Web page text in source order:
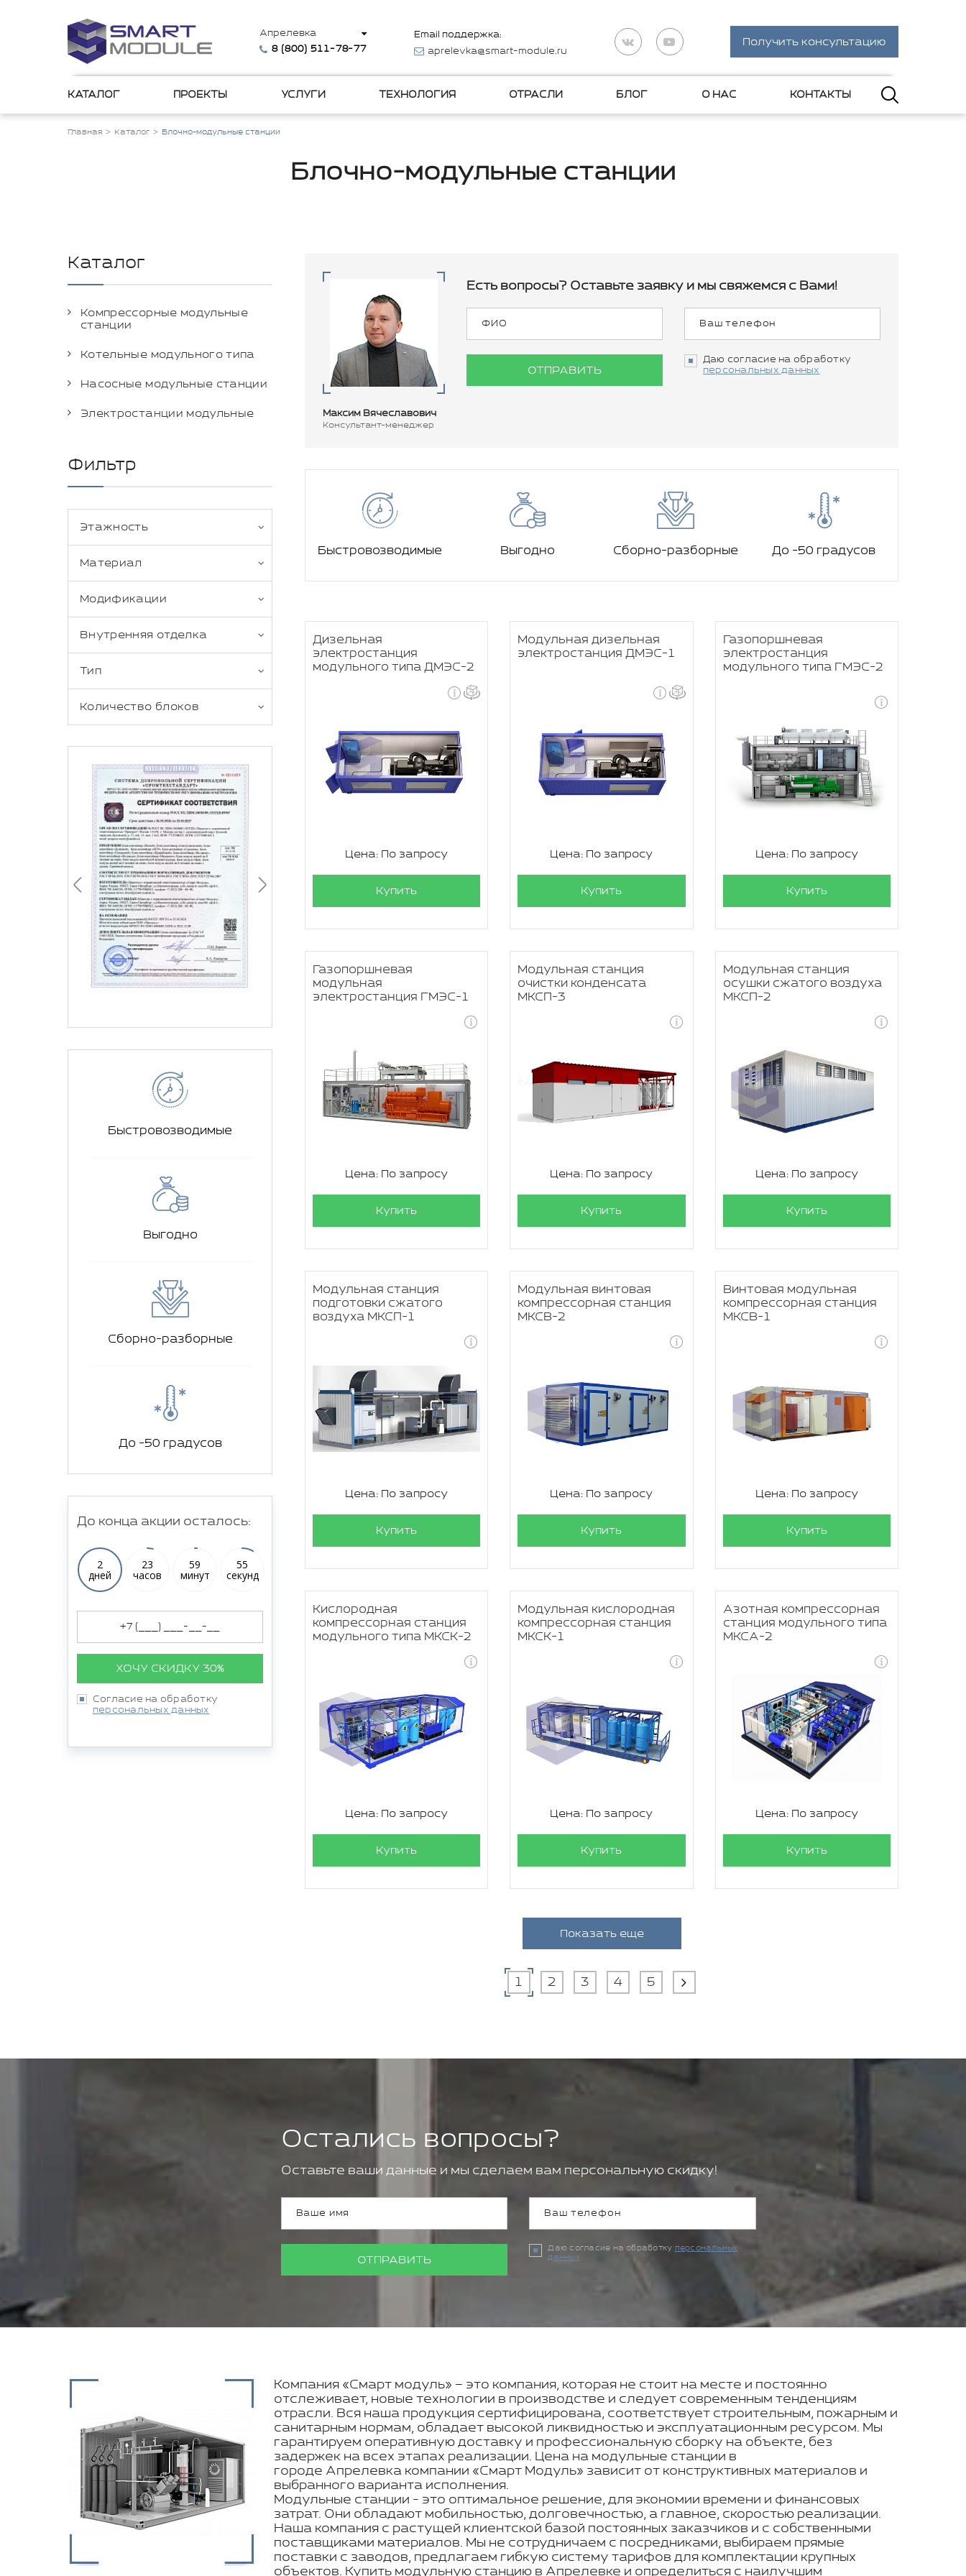
Апрелевка
8 (800) 511-78-77
Email поддержка:
aprelevka@smart-module.ru
Получить консультацию
КАТАЛОГ ПРОЕКТЫ УСЛУГИ ТЕХНОЛОГИЯ ОТРАСЛИ БЛОГ О НАС КОНТАКТЫ
Главная Каталог Блочно-модульные станции
Блочно-модульные станции
Каталог
Компрессорные модульные
станции
Котельные модульного типа
Насосные модульные станции
Электростанции модульные
Фильтр
Этажность
Материал
Модификации
Внутренняя отделка
Тип
Количество блоков
Быстровозводимые
Выгодно
Сборно-разборные
До -50 градусов
До конца акции осталось:
2
дней
23
часов
59
минут
54
секунд
ХОЧУ СКИДКУ 30%
Согласие на обработку
персональных данных
Максим Вячеславович
Консультант-менеджер
Есть вопросы? Оставьте заявку и мы свяжемся с Вами!
ОТПРАВИТЬ
Даю согласие на обработку
персональных данных
Быстровозводимые Выгодно Сборно-разборные До -50 градусов
Дизельная
электростанция
модульного типа ДМЭС-2
Цена: По запросу
Купить
Модульная дизельная
электростанция ДМЭС-1
Цена: По запросу
Купить
Газопоршневая
электростанция
модульного типа ГМЭС-2
Цена: По запросу
Купить
Газопоршневая
модульная
электростанция ГМЭС-1
Цена: По запросу
Купить
Модульная станция
очистки конденсата
МКСП-3
Цена: По запросу
Купить
Модульная станция
осушки сжатого воздуха
МКСП-2
Цена: По запросу
Купить
Модульная станция
подготовки сжатого
воздуха МКСП-1
Цена: По запросу
Купить
Модульная винтовая
компрессорная станция
МКСВ-2
Цена: По запросу
Купить
Винтовая модульная
компрессорная станция
МКСВ-1
Цена: По запросу
Купить
Кислородная
компрессорная станция
модульного типа МКСК-2
Цена: По запросу
Купить
Модульная кислородная
компрессорная станция
МКСК-1
Цена: По запросу
Купить
Азотная компрессорная
станция модульного типа
МКСА-2
Цена: По запросу
Купить
Показать еще
1 2 3 4 5
Остались вопросы?
Оставьте ваши данные и мы сделаем вам персональную скидку!
ОТПРАВИТЬ
Даю согласие на обработку персональных
данных
Компания «Смарт модуль» – это компания, которая не стоит на месте и постоянно
отслеживает, новые технологии в производстве и следует современным тенденциям
отрасли. Вся наша продукция сертифицирована, соответствует строительным, пожарным и
санитарным нормам, обладает высокой ликвидностью и эксплуатационным ресурсом. Мы
гарантируем оперативную доставку и профессиональную сборку на объекте, без
задержек на всех этапах реализации. Цена на модульные станции в
городе Апрелевка компании «Смарт Модуль» зависит от конструктивных материалов и
выбранного варианта исполнения.
Модульные станции - это оптимальное решение, для экономии времени и финансовых
затрат. Они обладают мобильностью, долговечностью, а главное, скоростью реализации.
Наша компания с растущей клиентской базой постоянных заказчиков и с собственными
поставщиками материалов. Мы не сотрудничаем с посредниками, выбираем прямые
поставки с заводов, предлагаем гибкую систему тарифов для комплектации крупных
объектов. Купить модульную станцию в Апрелевке и определиться с наилучшим